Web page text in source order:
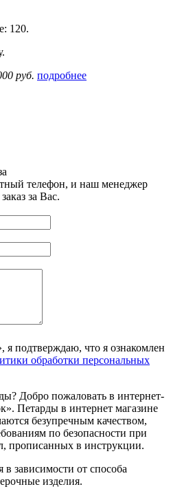
120.
руб. подробнее
телефон, и наш менеджер
за Вас.
я подтверждаю, что я ознакомлен
обработки персональных
Добро пожаловать в интернет-
Петарды в интернет магазине
безупречным качеством,
по безопасности при
прописанных в инструкции.
зависимости от способа
изделия.